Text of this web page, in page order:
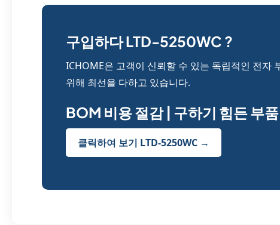
구입하다 LTD-5250WC ?
ICHOME은 고객이 신뢰할 수 있는 독립적인 전자
위해 최선을 다하고 있습니다.
BOM 비용 절감 | 구하기 힘든 부품
클릭하여 보기 LTD-5250WC →